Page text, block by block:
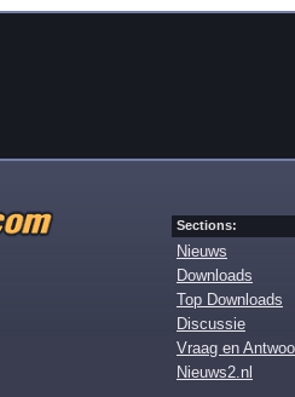
Sections:
Nieuws
Downloads
Top Downloads
Discussie
Vraag en
Nieuws2.nl